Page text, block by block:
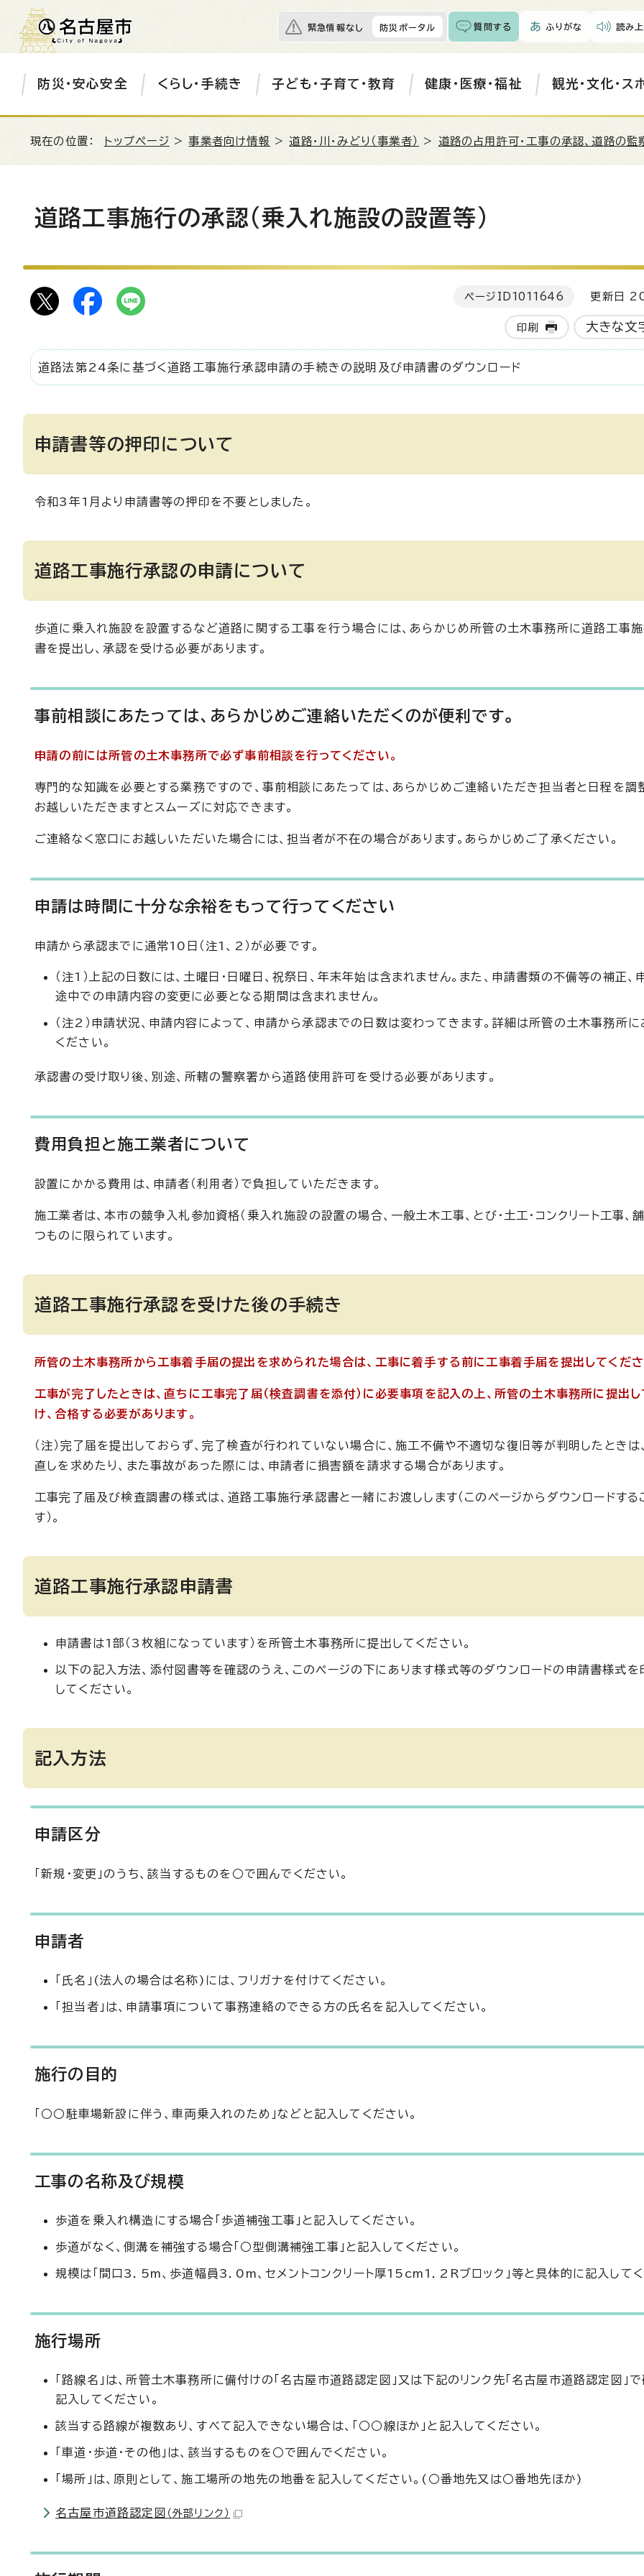
緊急情報なし 防災ポータル 質問する ふりがな 読み
防災・安心安全 くらし・手続き 子ども・子育て・教育 健康・医療・福祉 観光・文化・ス
現在の位置： トップページ >事業者向け情報 >道路・川・みどり（事業者） > 道路の占用許可・工事の承認、道路の監
道路工事施行の承認(乗入れ施設の設置等)
ページID 1011646 更新日
印刷 大きな文
道路法第24条に基づく道路工事施行承認申請の手続きの説明及び申請書のダウンロード
申請書等の押印について
令和3年1月より申請書等の押印を不要としました。
道路工事施行承認の申請について
歩道に乗入れ施設を設置するなど道路に関する工事を行う場合には、あらかじめ所管の土木事務所に道路工事
書を提出し、承認を受ける必要があります。
事前相談にあたっては、あらかじめご連絡いただくのが便利です。
申請の前には所管の土木事務所で必ず事前相談を行ってください。
専門的な知識を必要とする業務ですので、事前相談にあたっては、あらかじめご連絡いただき担当者と日程を調
お越しいただきますとスムーズに対応できます。
ご連絡なく窓口にお越しいただいた場合には、担当者が不在の場合があります。あらかじめご了承ください。
申請は時間に十分な余裕をもって行ってください
申請から承認までに通常10日（注1、2）が必要です。
（注1）上記の日数には、土曜日・日曜日、祝祭日、年末年始は含まれません。また、申請書類の不備等の補正、
途中での申請内容の変更に必要となる期間は含まれません。
（注2）申請状況、申請内容によって、申請から承認までの日数は変わってきます。詳細は所管の土木事務所
ください。
承認書の受け取り後、別途、所轄の警察署から道路使用許可を受ける必要があります。
費用負担と施工業者について
設置にかかる費用は、申請者（利用者）で負担していただきます。
施工業者は、本市の競争入札参加資格（乗入れ施設の設置の場合、一般土木工事、とび・土工・コンクリート工事、
つものに限られています。
道路工事施行承認を受けた後の手続き
所管の土木事務所から工事着手届の提出を求められた場合は、工事に着手する前に工事着手届を提出してくださ
工事が完了したときは、直ちに工事完了届（検査調書を添付）に必要事項を記入の上、所管の土木事務所に提出し
け、合格する必要があります。
（注）完了届を提出しておらず、完了検査が行われていない場合に、施工不備や不適切な復旧等が判明したときは
直しを求めたり、また事故があった際には、申請者に損害額を請求する場合があります。
工事完了届及び検査調書の様式は、道路工事施行承認書と一緒にお渡しします（このページからダウンロードする
す）。
道路工事施行承認申請書
申請書は1部（3枚組になっています）を所管土木事務所に提出してください。
以下の記入方法、添付図書等を確認のうえ、このページの下にあります様式等のダウンロードの申請書様式を
してください。
記入方法
申請区分
「新規・変更」のうち、該当するものを○で囲んでください。
申請者
「氏名」(法人の場合は名称)には、フリガナを付けてください。
「担当者」は、申請事項について事務連絡のできる方の氏名を記入してください。
施行の目的
「○○駐車場新設に伴う、車両乗入れのため」などと記入してください。
工事の名称及び規模
歩道を乗入れ構造にする場合「歩道補強工事」と記入してください。
歩道がなく、側溝を補強する場合「○型側溝補強工事」と記入してください。
規模は「間口3．5m、歩道幅員3．0m、セメントコンクリート厚15cm1．2Rブロック」等と具体的に記入してく
施行場所
「路線名」は、所管土木事務所に備付けの「名古屋市道路認定図」又は下記のリンク先「名古屋市道路認定図」で
記入してください。
該当する路線が複数あり、すべて記入できない場合は、「○○線ほか」と記入してください。
「車道・歩道・その他」は、該当するものを○で囲んでください。
「場所」は、原則として、施工場所の地先の地番を記入してください。(○番地先又は○番地先ほか)
名古屋市道路認定図 （外部リンク）